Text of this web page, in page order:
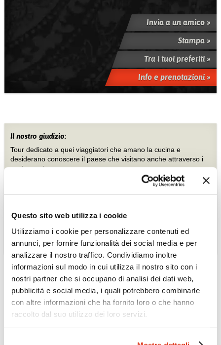
Questo sito web utilizza i cookie
Utilizziamo i cookie per personalizzare contenuti ed
annunci, per fornire funzionalità dei social media e per
analizzare il nostro traffico. Condividiamo inoltre
informazioni sul modo in cui utilizza il nostro sito con i
nostri partner che si occupano di analisi dei dati web,
pubblicità e social media, i quali potrebbero combinarle
con altre informazioni che ha fornito loro o che hanno
raccolto dal suo utilizzo dei loro servizi.
Invia a un amico »
Stampa »
Tra i tuoi preferiti »
Info e prenotazioni »
Il nostro giudizio:
Tour dedicato a quei viaggiatori che amano la cucina e
desiderano conoscere il paese che visitano anche attraverso i
suoi sapori.
Info e prenotazioni »